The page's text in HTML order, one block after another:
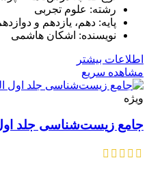
رشته: علوم تجربی
پایه: دهم، یازدهم و
نویسنده: اشکان هاشمی
اطلاعات بیشتر
مشاهده سریع
ویژه
جامع زیست‌شناسی جلد